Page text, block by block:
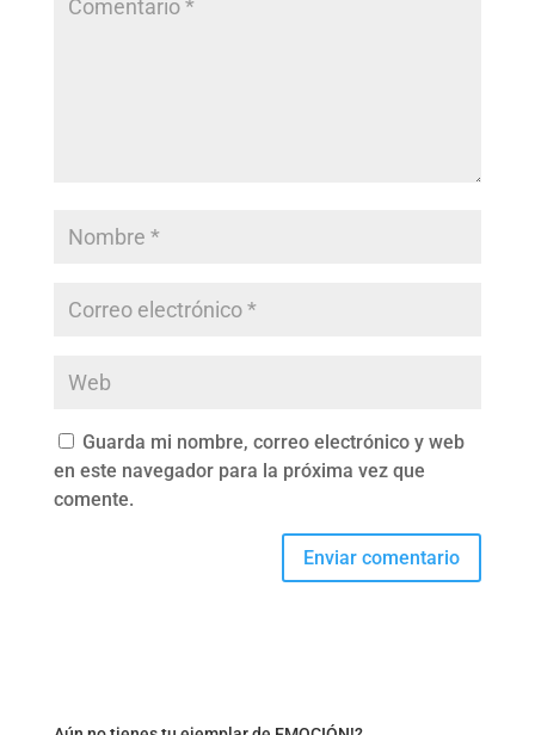
Guarda mi nombre, correo electrónico y web
en este navegador para la próxima vez que
comente.